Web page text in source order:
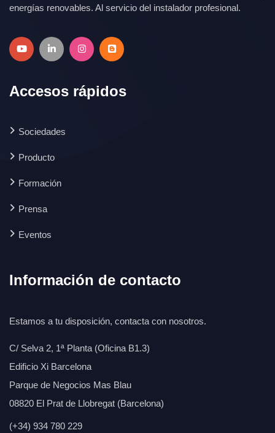
energías renovables. Al servicio del instalador profesional.
Accesos rápidos
Sociedades
Producto
Formación
Prensa
Eventos
Información de contacto
Estamos a tu disposición, contacta con nosotros.
C/ Selva 2, 1ª Planta (Oficina B1.3)
Edificio Xi Barcelona
Parque de Negocios Mas Blau
08820 El Prat de Llobregat (Barcelona)
(+34) 934 780 229